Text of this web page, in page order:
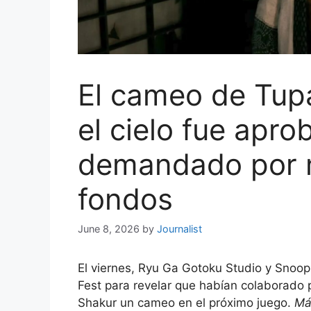
El cameo de
el cielo fue
demandado por
fondos
June 8, 2026 by Journalist
El viernes, Ryu Ga Gotoku Studio y
Fest para revelar que habían
Shakur un cameo en el próximo juego.